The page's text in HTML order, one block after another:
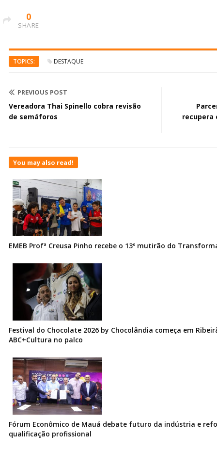
0
SHARE
TOPICS: DESTAQUE
PREVIOUS POST
Vereadora Thai Spinello cobra revisão
de semáforos
recupera
You may also read!
EMEB Profª Creusa Pinho recebe o 13º mutirão do
Festival do Chocolate 2026 by Chocolândia começa em
ABC+Cultura no palco
Fórum Econômico de Mauá debate futuro da indústria e
qualificação profissional